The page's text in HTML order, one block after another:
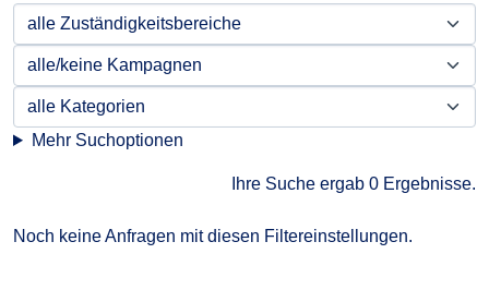
Mehr Suchoptionen
Ihre Suche ergab 0 Ergebnisse.
Noch keine Anfragen mit diesen Filtereinstellungen.